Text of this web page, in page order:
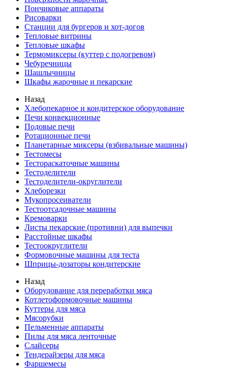
Пончиковые аппараты
Рисоварки
Станции для бургеров и хот-догов
Тепловые витрины
Тепловые шкафы
Термомиксеры (куттер с подогревом)
Чебуречницы
Шашлычницы
Шкафы жарочные и пекарские
Назад
Хлебопекарное и кондитерское оборудование
Печи конвекционные
Подовые печи
Ротационные печи
Планетарные миксеры (взбивальные машины)
Тестомесы
Тестораскаточные машины
Тестоделители
Тестоделители-округлители
Хлеборезки
Мукопросеиватели
Тестоотсадочные машины
Кремоварки
Листы пекарские (противни) для выпечки
Расстойные шкафы
Тестоокруглители
Формовочные машины для теста
Шприцы-дозаторы кондитерские
Назад
Оборудование для переработки мяса
Котлетоформовочные машины
Куттеры для мяса
Мясорубки
Пельменные аппараты
Пилы для мяса ленточные
Слайсеры
Тендерайзеры для мяса
Фаршемесы